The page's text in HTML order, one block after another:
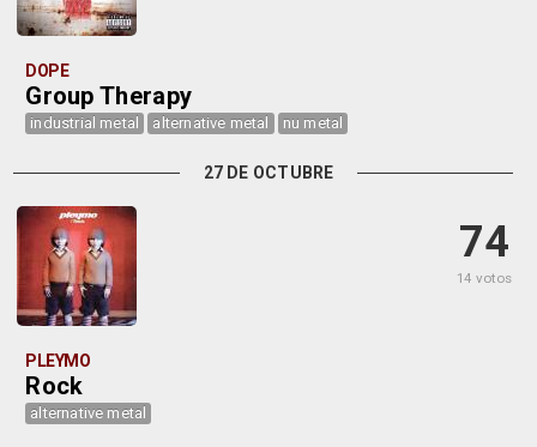
DOPE
Group Therapy
industrial metal alternative metal nu metal
27 DE OCTUBRE
74
14 votos
PLEYMO
Rock
alternative metal